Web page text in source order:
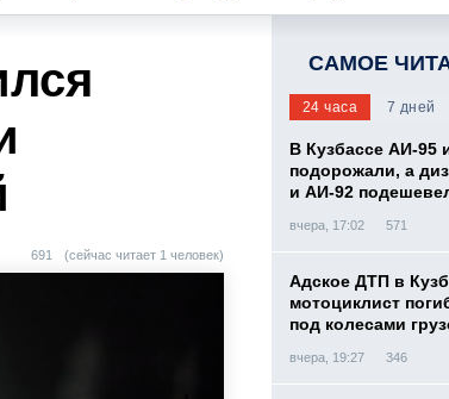
691 (сейчас читает 1 человек)
САМОЕ
24 часа 7 дней
В Кузбассе АИ-95
подорожали, а
и АИ-92
вчера, 17:02 571
Адское ДТП в
мотоциклист
под колесами
вчера, 19:27 346